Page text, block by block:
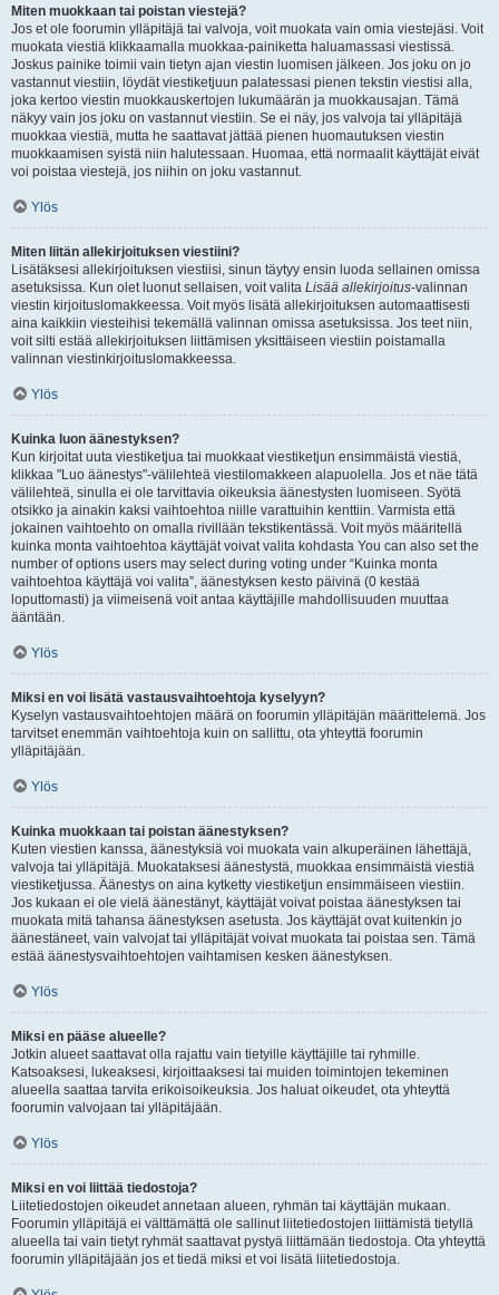
Miten muokkaan tai poistan viestejä?
Jos et ole foorumin ylläpitäjä tai valvoja, voit muokata vain omia viestejäsi. Voit
muokata viestiä klikkaamalla muokkaa-painiketta haluamassasi viestissä.
Joskus painike toimii vain tietyn ajan viestin luomisen jälkeen. Jos joku on jo
vastannut viestiin, löydät viestiketjuun palatessasi pienen tekstin viestisi alla,
joka kertoo viestin muokkauskertojen lukumäärän ja muokkausajan. Tämä
näkyy vain jos joku on vastannut viestiin. Se ei näy, jos valvoja tai ylläpitäjä
muokkaa viestiä, mutta he saattavat jättää pienen huomautuksen viestin
muokkaamisen syistä niin halutessaan. Huomaa, että normaalit käyttäjät eivät
voi poistaa viestejä, jos niihin on joku vastannut.
Ylös
Miten liitän allekirjoituksen viestiini?
Lisätäksesi allekirjoituksen viestiisi, sinun täytyy ensin luoda sellainen omissa
asetuksissa. Kun olet luonut sellaisen, voit valita Lisää allekirjoitus-valinnan
viestin kirjoituslomakkeessa. Voit myös lisätä allekirjoituksen automaattisesti
aina kaikkiin viesteihisi tekemällä valinnan omissa asetuksissa. Jos teet niin,
voit silti estää allekirjoituksen liittämisen yksittäiseen viestiin poistamalla
valinnan viestinkirjoituslomakkeessa.
Ylös
Kuinka luon äänestyksen?
Kun kirjoitat uuta viestiketjua tai muokkaat viestiketjun ensimmäistä viestiä,
klikkaa "Luo äänestys"-välilehteä viestilomakkeen alapuolella. Jos et näe tätä
välilehteä, sinulla ei ole tarvittavia oikeuksia äänestysten luomiseen. Syötä
otsikko ja ainakin kaksi vaihtoehtoa niille varattuihin kenttiin. Varmista että
jokainen vaihtoehto on omalla rivillään tekstikentässä. Voit myös määritellä
kuinka monta vaihtoehtoa käyttäjät voivat valita kohdasta You can also set the
number of options users may select during voting under “Kuinka monta
vaihtoehtoa käyttäjä voi valita”, äänestyksen kesto päivinä (0 kestää
loputtomasti) ja viimeisenä voit antaa käyttäjille mahdollisuuden muuttaa
ääntään.
Ylös
Miksi en voi lisätä vastausvaihtoehtoja kyselyyn?
Kyselyn vastausvaihtoehtojen määrä on foorumin ylläpitäjän määrittelemä. Jos
tarvitset enemmän vaihtoehtoja kuin on sallittu, ota yhteyttä foorumin
ylläpitäjään.
Ylös
Kuinka muokkaan tai poistan äänestyksen?
Kuten viestien kanssa, äänestyksiä voi muokata vain alkuperäinen lähettäjä,
valvoja tai ylläpitäjä. Muokataksesi äänestystä, muokkaa ensimmäistä viestiä
viestiketjussa. Äänestys on aina kytketty viestiketjun ensimmäiseen viestiin.
Jos kukaan ei ole vielä äänestänyt, käyttäjät voivat poistaa äänestyksen tai
muokata mitä tahansa äänestyksen asetusta. Jos käyttäjät ovat kuitenkin jo
äänestäneet, vain valvojat tai ylläpitäjät voivat muokata tai poistaa sen. Tämä
estää äänestysvaihtoehtojen vaihtamisen kesken äänestyksen.
Ylös
Miksi en pääse alueelle?
Jotkin alueet saattavat olla rajattu vain tietyille käyttäjille tai ryhmille.
Katsoaksesi, lukeaksesi, kirjoittaaksesi tai muiden toimintojen tekeminen
alueella saattaa tarvita erikoisoikeuksia. Jos haluat oikeudet, ota yhteyttä
foorumin valvojaan tai ylläpitäjään.
Ylös
Miksi en voi liittää tiedostoja?
Liitetiedostojen oikeudet annetaan alueen, ryhmän tai käyttäjän mukaan.
Foorumin ylläpitäjä ei välttämättä ole sallinut liitetiedostojen liittämistä tietyllä
alueella tai vain tietyt ryhmät saattavat pystyä liittämään tiedostoja. Ota yhteyttä
foorumin ylläpitäjään jos et tiedä miksi et voi lisätä liitetiedostoja.